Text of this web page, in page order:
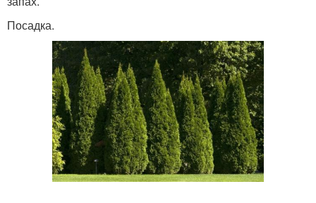
Посадка.